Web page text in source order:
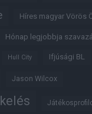
Híres magyar Vörös
Hónap legjobbja
Hull City Ifjúsági BL
Jason Wilcox